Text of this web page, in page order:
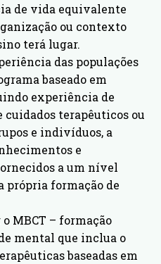
de vida equivalente
ou contexto
terá lugar.
das populações
baseado em
experiência de
cuidados terapêuticos ou
e indivíduos, a
e
a um nível
própria formação de
MBCT – formação
mental que inclua o
baseadas em